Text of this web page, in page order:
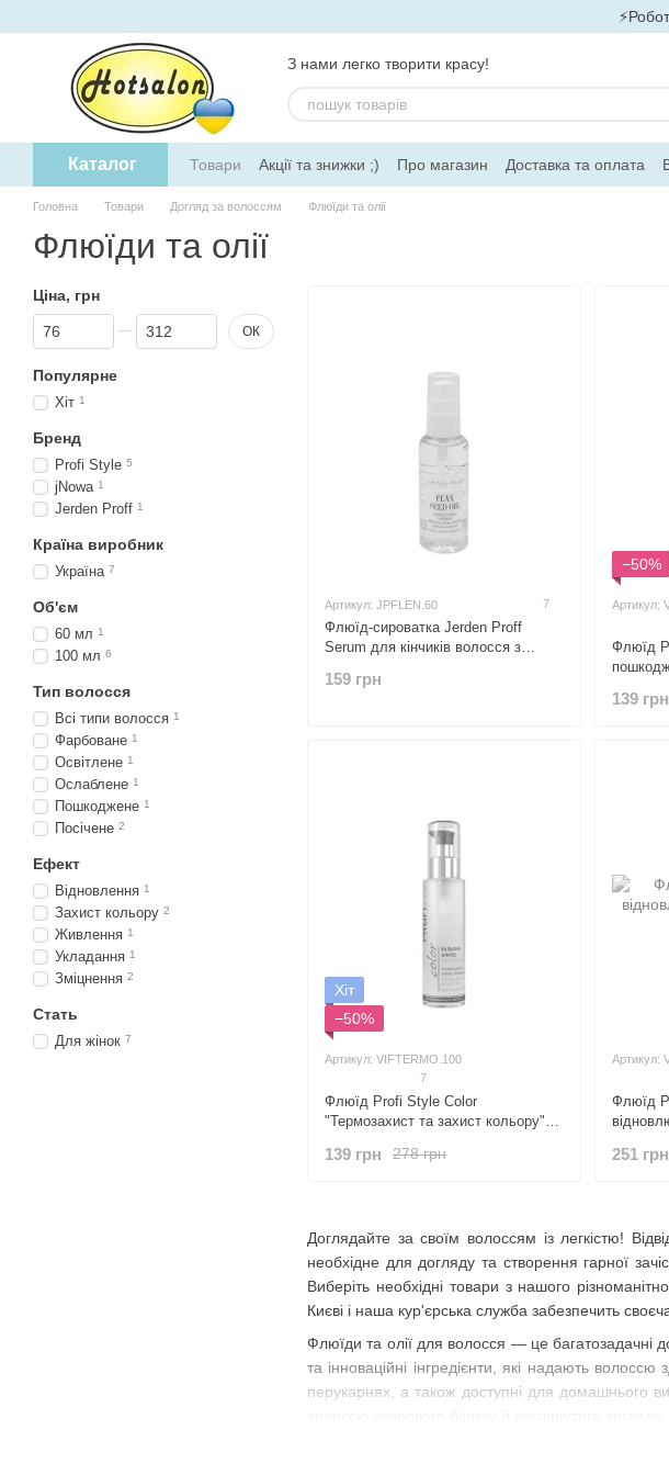
З нами легко творити красу!
Каталог Товари Акції та знижки ;) Про магазин Доставка та оплата
Головна Товари Догляд за волоссям Флюїди та олії
Флюїди та олії
Доглядайте за своїм волоссям із легкістю!
необхідне для догляду та створення гарної
Виберіть необхідні товари з нашого
Києві і наша кур'єрська служба забезпечить
Флюїди та олії для волосся — це багатозадачні
та інноваційні інгредієнти, які надають
перукарнях, а також доступні для домашнього
Артикул: JPFLEN.60 7
Флюїд-сироватка Jerden Proff
Serum для кінчиків волосся з
159 грн
−50%
Артикул:
Флюїд
139 грн
Хіт
−50%
Артикул: VIFTERMO.100
7
Флюїд Profi Style Color
"Термозахист та захист кольору" з
278 грн
139 грн
Артикул:
Флюїд
251 грн
Ціна, грн
Від Ціна, грн
До Ціна, грн ОК
Популярне
Хіт 1
Бренд
Profi Style 5
jNowa 1
Jerden Proff 1
Країна виробник
Україна 7
Об'єм
60 мл 1
100 мл 6
Тип волосся
Всі типи волосся 1
Фарбоване 1
Освітлене 1
Ослаблене 1
Пошкоджене 1
Посічене 2
Ефект
Відновлення 1
Захист кольору 2
Живлення 1
Укладання 1
Зміцнення 2
Стать
Для жінок 7